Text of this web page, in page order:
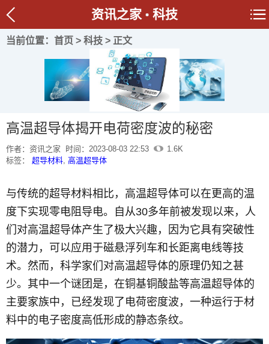
资讯之家 科技
当前位置： 首页 > 科技 > 正文
高温超导体揭开电荷密度波的秘密
作者：资讯之家 时间：2023-08-03 22:53
1.6K
标签： 超导材料, 高温超导体
与传统的超导材料相比，高温超导体可以在更高的温
度下实现零电阻导电。自从30多年前被发现以来，人
们对高温超导体产生了极大兴趣，因为它具有突破性
的潜力，可以应用于磁悬浮列车和长距离电线等技
术。然而，科学家们对高温超导体的原理仍知之甚
少。其中一个谜团是，在铜基铜酸盐等高温超导体的
主要家族中，已经发现了电荷密度波，一种运行于材
料中的电子密度高低形成的静态条纹。